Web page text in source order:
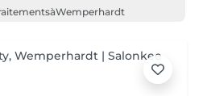
àWemperhardt